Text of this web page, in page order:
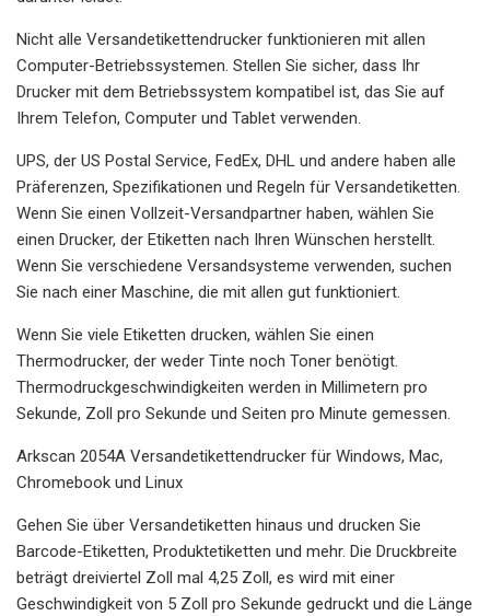
Nicht alle Versandetikettendrucker funktionieren mit allen
Computer-Betriebssystemen. Stellen Sie sicher, dass Ihr
Drucker mit dem Betriebssystem kompatibel ist, das Sie auf
Ihrem Telefon, Computer und Tablet verwenden.
UPS, der US Postal Service, FedEx, DHL und andere haben alle
Präferenzen, Spezifikationen und Regeln für Versandetiketten.
Wenn Sie einen Vollzeit-Versandpartner haben, wählen Sie
einen Drucker, der Etiketten nach Ihren Wünschen herstellt.
Wenn Sie verschiedene Versandsysteme verwenden, suchen
Sie nach einer Maschine, die mit allen gut funktioniert.
Wenn Sie viele Etiketten drucken, wählen Sie einen
Thermodrucker, der weder Tinte noch Toner benötigt.
Thermodruckgeschwindigkeiten werden in Millimetern pro
Sekunde, Zoll pro Sekunde und Seiten pro Minute gemessen.
Arkscan 2054A Versandetikettendrucker für Windows, Mac,
Chromebook und Linux
Gehen Sie über Versandetiketten hinaus und drucken Sie
Barcode-Etiketten, Produktetiketten und mehr. Die Druckbreite
beträgt dreiviertel Zoll mal 4,25 Zoll, es wird mit einer
Geschwindigkeit von 5 Zoll pro Sekunde gedruckt und die Länge